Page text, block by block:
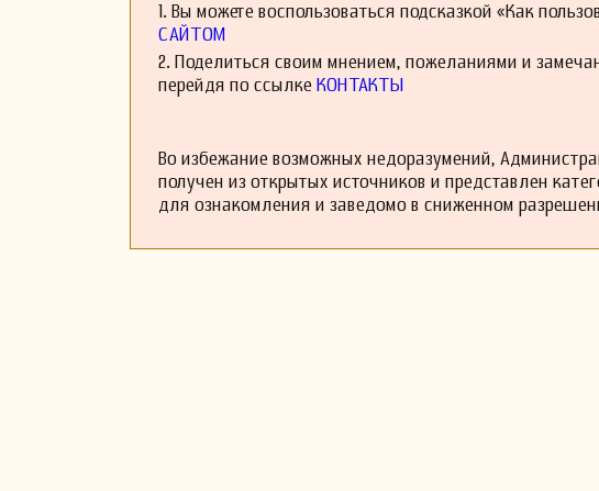
1. Вы можете воспользоваться подсказкой «Как
САЙТОМ
2. Поделиться своим мнением, пожеланиями и
перейдя по ссылке КОНТАКТЫ
Во избежание возможных недоразумений,
получен из открытых источников и представлен
для ознакомления и заведомо в сниженном